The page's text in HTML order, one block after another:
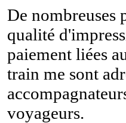
De nombreuses
qualité
paiement liées
train me sont
voyageurs.